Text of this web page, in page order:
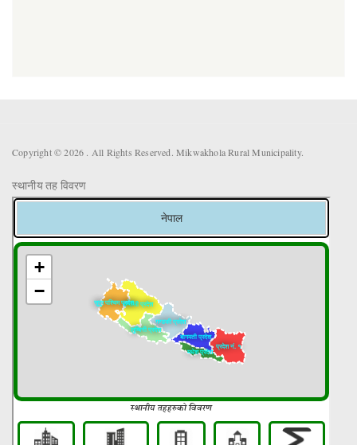
Copyright © 2026 . All Rights Reserved. Mikwakhola Rural Municipality.
स्थानीय तह विवरण